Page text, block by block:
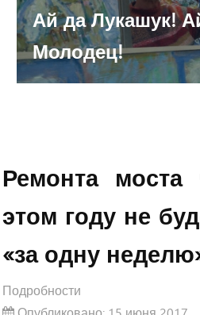
В Самаре из банкоматов
Полиция задержала
В Тольятти разыскивают
Ай да Лукашук!
Молодец!
Ремонта
этом году не
«за одну
Подробности